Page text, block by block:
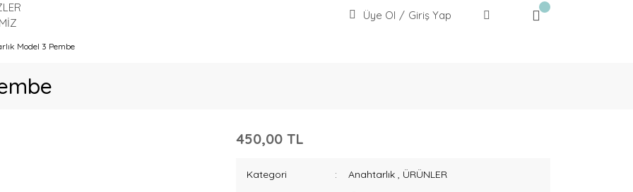
Üye Ol / Giriş Yap
Model 3 Pembe
450,00 TL
Kategori Anahtarlık , ÜRÜNLER